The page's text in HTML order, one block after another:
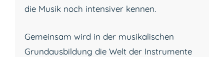
die Musik noch intensiver kennen.
Gemeinsam wird in der musikalischen
Grundausbildung die Welt der Instrumente